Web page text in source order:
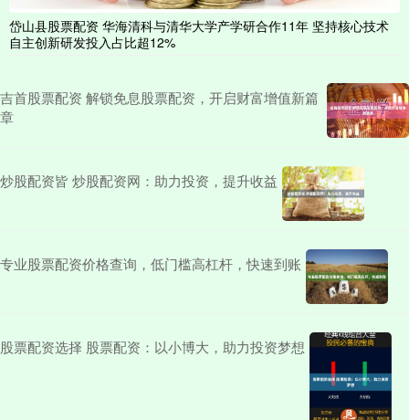
岱山县股票配资 华海清科与清华大学产学研合作11年 坚持核心技术
自主创新研发投入占比超12%
吉首股票配资 解锁免息股票配资，开启财富增值新篇
章
炒股配资皆 炒股配资网：助力投资，提升收益
专业股票配资价格查询，低门槛高杠杆，快速到账
股票配资选择 股票配资：以小博大，助力投资梦想